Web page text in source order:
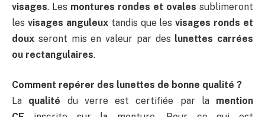
visages. Les montures rondes et ovales sublimeront
les visages anguleuxtandis que lesvisages ronds et
doux seront mis en valeur par des lunettes carrées
ou rectangulaires.
Comment repérer des lunettes de bonne qualité ?
La qualité du verre est certifiée par la mention